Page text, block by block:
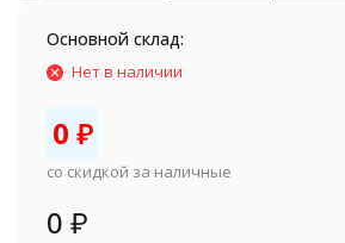
Основной склад:
Нет в наличии
0 ₽
со скидкой за наличные
0 ₽